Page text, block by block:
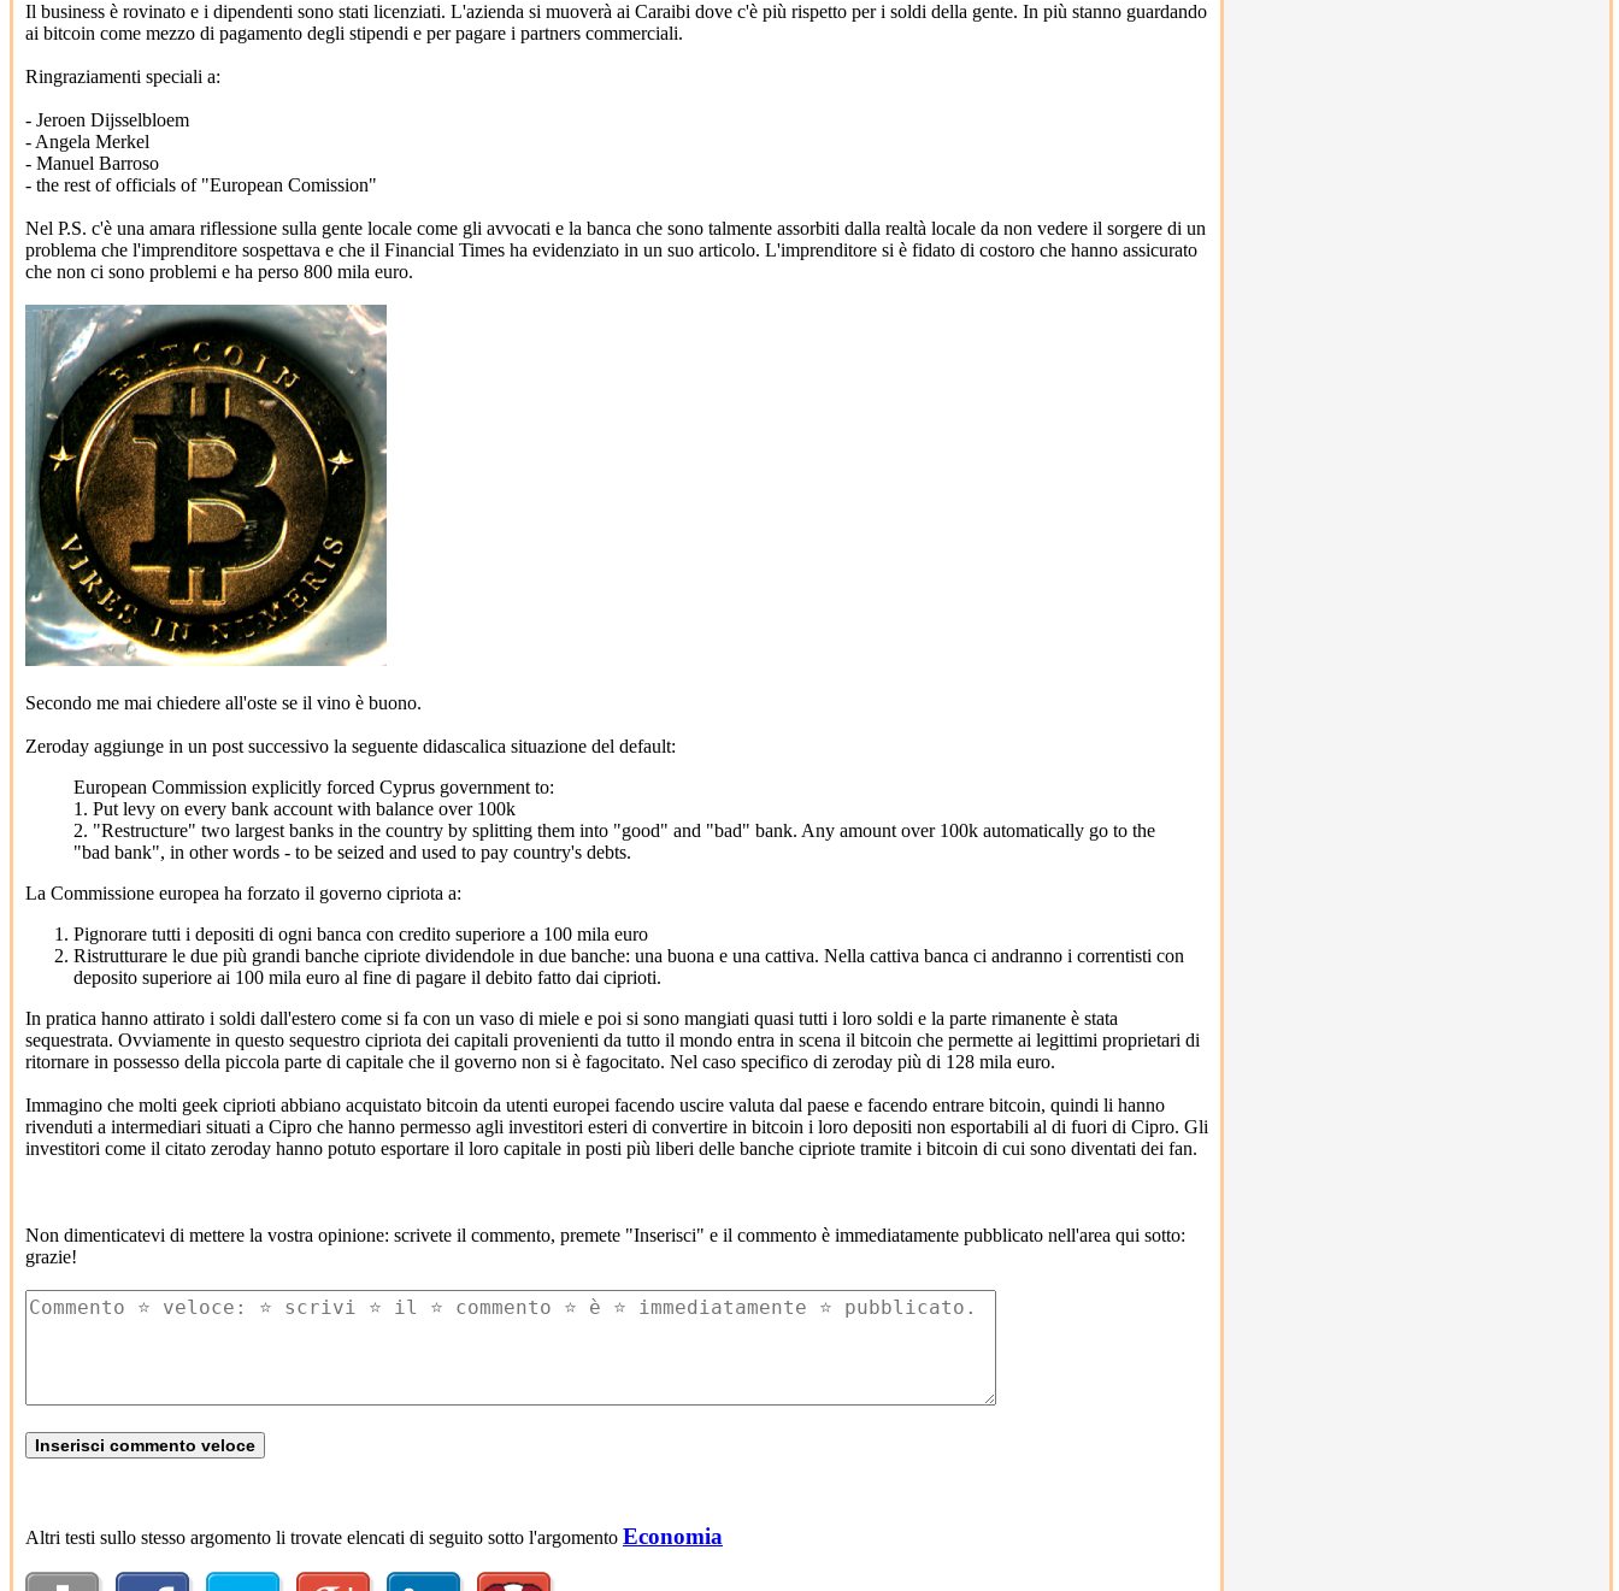
Il business è rovinato e i dipendenti sono stati licenziati. L'azienda si muoverà ai Caraibi dove c'è più rispetto per i soldi della gente. In più stanno guardando
ai bitcoin come mezzo di pagamento degli stipendi e per pagare i partners commerciali.
Ringraziamenti speciali a:
- Jeroen Dijsselbloem
- Angela Merkel
- Manuel Barroso
- the rest of officials of "European Comission"
Nel P.S. c'è una amara riflessione sulla gente locale come gli avvocati e la banca che sono talmente assorbiti dalla realtà locale da non vedere il sorgere di un
problema che l'imprenditore sospettava e che il Financial Times ha evidenziato in un suo articolo. L'imprenditore si è fidato di costoro che hanno assicurato
che non ci sono problemi e ha perso 800 mila euro.
Secondo me mai chiedere all'oste se il vino è buono.
Zeroday aggiunge in un post successivo la seguente didascalica situazione del default:
European Commission explicitly forced Cyprus government to:
1. Put levy on every bank account with balance over 100k
2. "Restructure" two largest banks in the country by splitting them into "good" and "bad" bank. Any amount over 100k automatically go to the
"bad bank", in other words - to be seized and used to pay country's debts.
La Commissione europea ha forzato il governo cipriota a:
Pignorare tutti i depositi di ogni banca con credito superiore a 100 mila euro
Ristrutturare le due più grandi banche cipriote dividendole in due banche: una buona e una cattiva. Nella cattiva banca ci andranno i correntisti con
deposito superiore ai 100 mila euro al fine di pagare il debito fatto dai ciprioti.
In pratica hanno attirato i soldi dall'estero come si fa con un vaso di miele e poi si sono mangiati quasi tutti i loro soldi e la parte rimanente è stata
sequestrata. Ovviamente in questo sequestro cipriota dei capitali provenienti da tutto il mondo entra in scena il bitcoin che permette ai legittimi proprietari di
ritornare in possesso della piccola parte di capitale che il governo non si è fagocitato. Nel caso specifico di zeroday più di 128 mila euro.
Immagino che molti geek ciprioti abbiano acquistato bitcoin da utenti europei facendo uscire valuta dal paese e facendo entrare bitcoin, quindi li hanno
rivenduti a intermediari situati a Cipro che hanno permesso agli investitori esteri di convertire in bitcoin i loro depositi non esportabili al di fuori di Cipro. Gli
investitori come il citato zeroday hanno potuto esportare il loro capitale in posti più liberi delle banche cipriote tramite i bitcoin di cui sono diventati dei fan.
Non dimenticatevi di mettere la vostra opinione: scrivete il commento, premete "Inserisci" e il commento è immediatamente pubblicato nell'area qui sotto:
grazie!
Altri testi sullo stesso argomento li trovate elencati di seguito sotto l'argomento Economia